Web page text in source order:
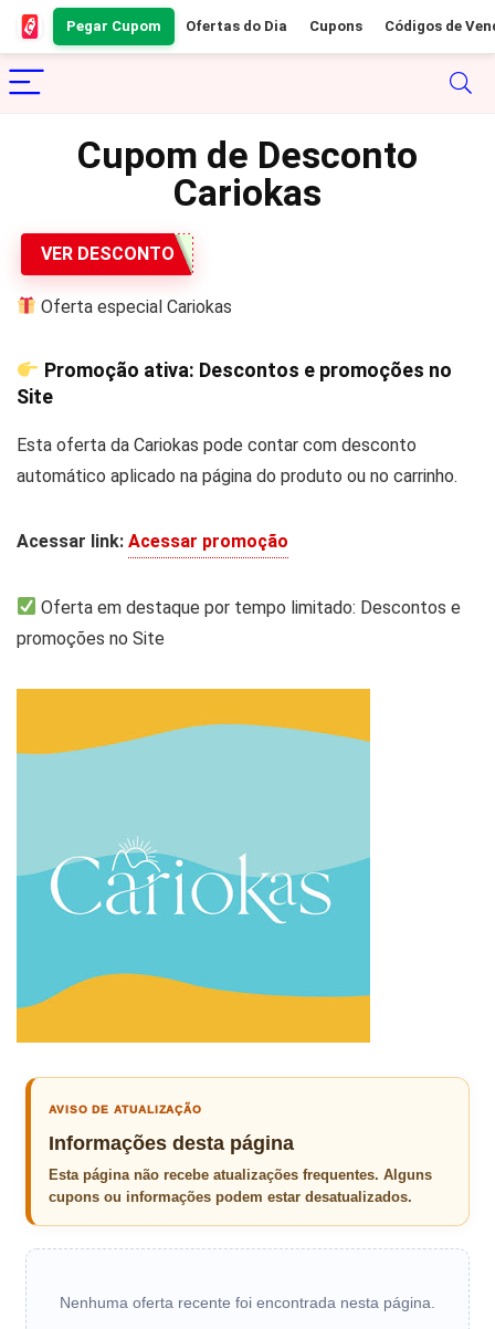
Pegar Cupom Ofertas do Dia Cupons Códigos de
Cupom de Desconto
Cariokas
VER DESCONTO
Oferta especial Cariokas
Promoção ativa: Descontos e promoções no
Site
Esta oferta da Cariokas pode contar com desconto
automático aplicado na página do produto ou no carrinho.
Acessar link: Acessar promoção
Oferta em destaque por tempo limitado: Descontos e
promoções no Site
AVISO DE ATUALIZAÇÃO
Informações desta página
Esta página não recebe atualizações frequentes. Alguns
cupons ou informações podem estar desatualizados.
Nenhuma oferta recente foi encontrada nesta página.